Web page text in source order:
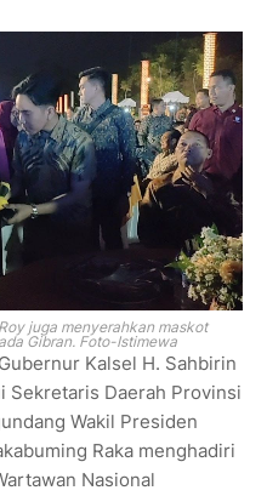
juga menyerahkan maskot
Gibran. Foto-Istimewa
Kalsel H. Sahbirin
Sekretaris Daerah Provinsi
Wakil Presiden
Raka menghadiri
Nasional